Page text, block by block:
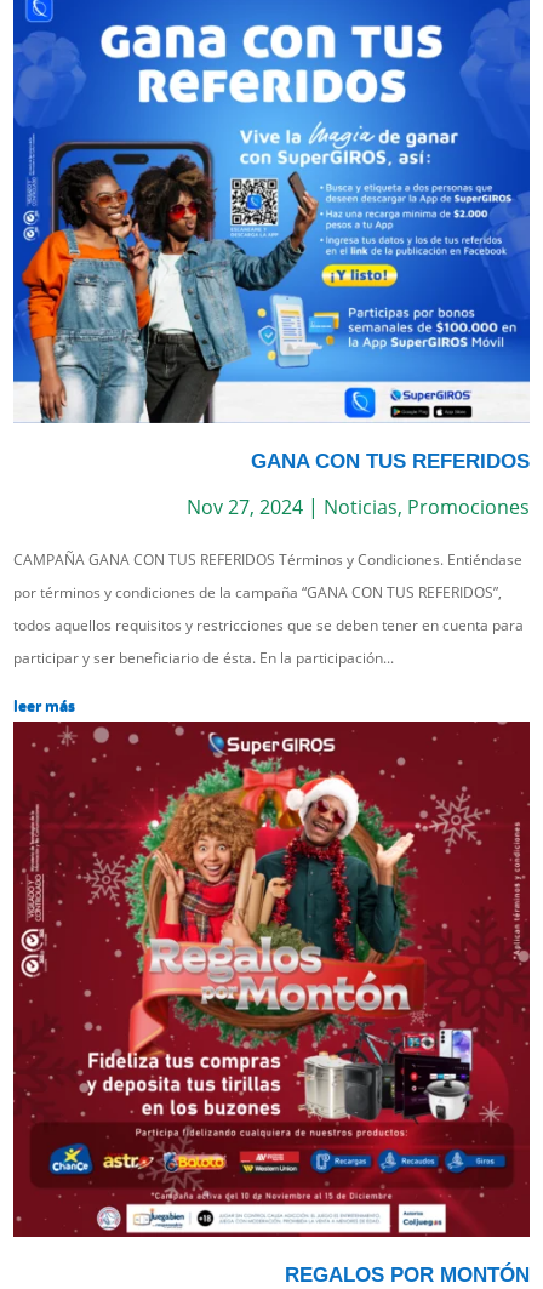
GANA CON TUS REFERIDOS
Nov 27, 2024| Noticias, Promociones
CAMPAÑA GANA CON TUS REFERIDOS Términos y Condiciones. Entiéndase
por términos y condiciones de la campaña “GANA CON TUS REFERIDOS”,
todos aquellos requisitos y restricciones que se deben tener en cuenta para
participar y ser beneficiario de ésta. En la participación...
leer más
REGALOS POR MONTÓN